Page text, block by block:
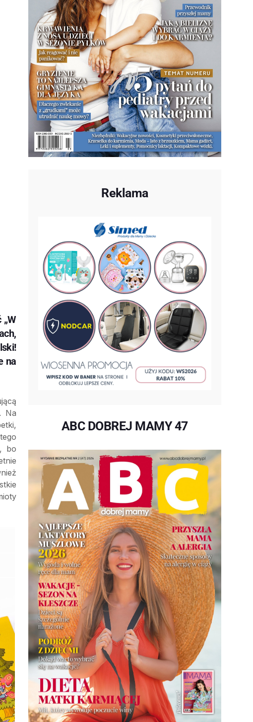
na
Na
bo
Reklama
ABC DOBREJ MAMY 47